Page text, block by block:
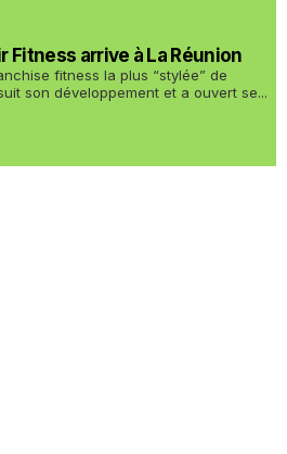
Fitness arrive à La Réunion
fitness la plus “stylée” de
son développement et a ouvert se...